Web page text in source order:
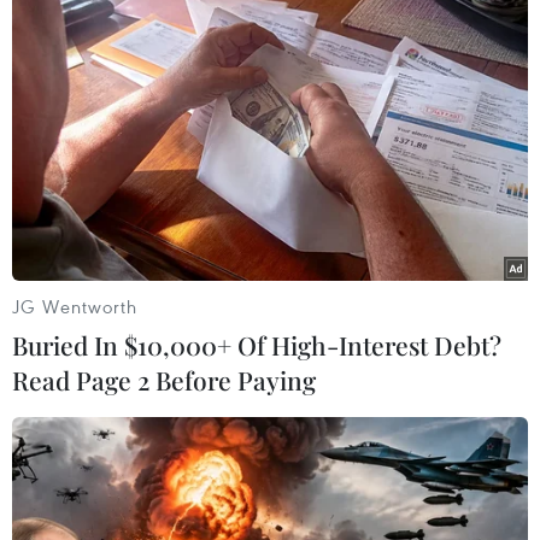
TIN LIÊN QUAN
JG Wentworth
Buried In $10,000+ Of High-Interest Debt?
Read Page 2 Before Paying